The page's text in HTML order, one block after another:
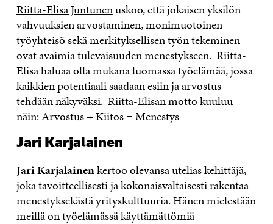
Riitta-Elisa Juntunenuskoo, että jokaisen yksilön
vahvuuksien arvostaminen, monimuotoinen
työyhteisö sekä merkityksellisen työn tekeminen
ovat avaimia tulevaisuuden menestykseen. Riitta-
Elisa haluaa olla mukana luomassa työelämää, jossa
kaikkien potentiaali saadaan esiin ja arvostus
tehdään näkyväksi. Riitta-Elisan motto kuuluu
näin: Arvostus + Kiitos = Menestys
Jari Karjalainen
Jari Karjalainenkertoo olevansa utelias kehittäjä,
joka tavoitteellisesti ja kokonaisvaltaisesti rakentaa
menestyksekästä yrityskulttuuria. Hänen mielestään
meillä on työelämässä käyttämättömiä